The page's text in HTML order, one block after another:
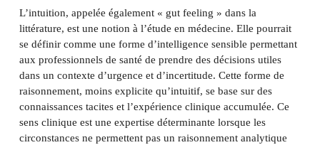
L’intuition, appelée également « gut feeling » dans la
littérature, est une notion à l’étude en médecine. Elle pourrait
se définir comme une forme d’intelligence sensible permettant
aux professionnels de santé de prendre des décisions utiles
dans un contexte d’urgence et d’incertitude. Cette forme de
raisonnement, moins explicite qu’intuitif, se base sur des
connaissances tacites et l’expérience clinique accumulée. Ce
sens clinique est une expertise déterminante lorsque les
circonstances ne permettent pas un raisonnement analytique